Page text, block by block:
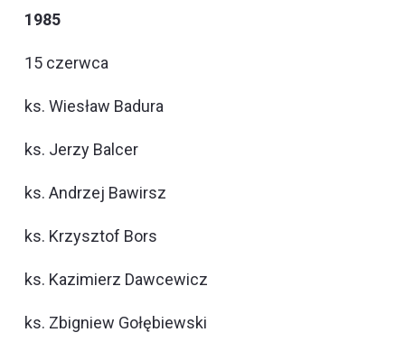
1985
15 czerwca
ks. Wiesław Badura
ks. Jerzy Balcer
ks. Andrzej Bawirsz
ks. Krzysztof Bors
ks. Kazimierz Dawcewicz
ks. Zbigniew Gołębiewski